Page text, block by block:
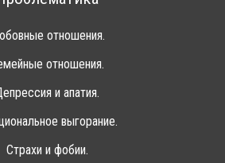
отношения.
отношения.
и апатия.
выгорание.
Страхи и фобии.